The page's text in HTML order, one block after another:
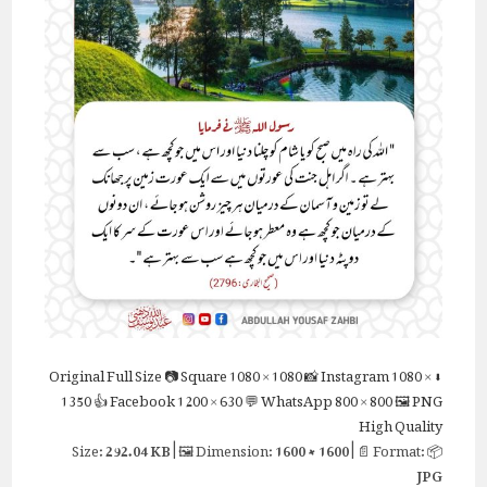
⬇ Original
Full Size📷 Square1080 × 1080📸 Instagram1080 ×
1350👍 Facebook1200 × 630💬 WhatsApp800 × 800🖼 PNG
High Quality
📦 Size:
292.04 KB| 🖼 Dimension:1600 × 1600| 📄 Format:
JPG